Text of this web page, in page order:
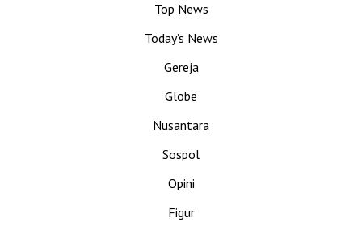
Top News
Today’s News
Gereja
Globe
Nusantara
Sospol
Opini
Figur